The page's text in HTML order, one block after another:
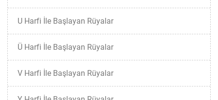
U Harfi İle Başlayan Rüyalar
Ü Harfi İle Başlayan Rüyalar
V Harfi İle Başlayan Rüyalar